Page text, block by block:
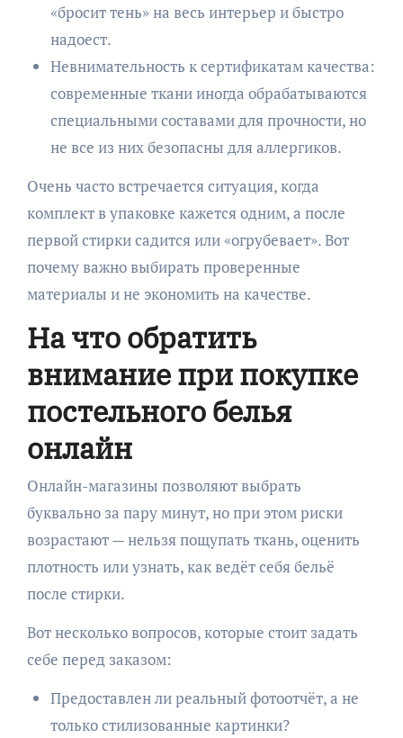
«бросит тень» на весь интерьер и быстро
надоест.
Невнимательность к сертификатам качества:
современные ткани иногда обрабатываются
специальными составами для прочности, но
не все из них безопасны для аллергиков.
Очень часто встречается ситуация, когда
комплект в упаковке кажется одним, а после
первой стирки садится или «огрубевает». Вот
почему важно выбирать проверенные
материалы и не экономить на качестве.
На что обратить
внимание при покупке
постельного белья
онлайн
Онлайн-магазины позволяют выбрать
буквально за пару минут, но при этом риски
возрастают — нельзя пощупать ткань, оценить
плотность или узнать, как ведёт себя бельё
после стирки.
Вот несколько вопросов, которые стоит задать
себе перед заказом:
Предоставлен ли реальный фотоотчёт, а не
только стилизованные картинки?